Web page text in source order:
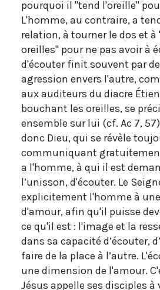
pourquoi il "tend l'oreille"
L'homme, au contraire, a
relation, à tourner le dos et à
oreilles" pour ne pas avoir à
d'écouter finit souvent par
agression envers l'autre,
aux auditeurs du diacre
bouchant les oreilles, se
ensemble sur lui (cf. Ac 7,
donc Dieu, qui se révèle
communiquant
a l'homme, à qui il est
l’unisson, d'écouter. Le
explicitement l'homme à
d'amour, afin qu'il puisse
ce qu'il est : l'image et la
dans sa capacité d’écouter,
faire de la place à l’autre.
une dimension de l'amour.
Jésus appelle ses disciples